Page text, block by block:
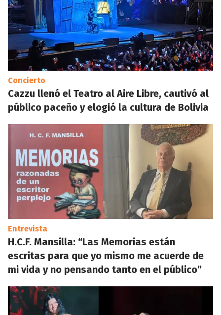
Concierto
Cazzu llenó el Teatro al Aire Libre, cautivó al
público paceño y elogió la cultura de Bolivia
Entrevista
H.C.F. Mansilla: “Las Memorias están
escritas para que yo mismo me acuerde de
mi vida y no pensando tanto en el público”